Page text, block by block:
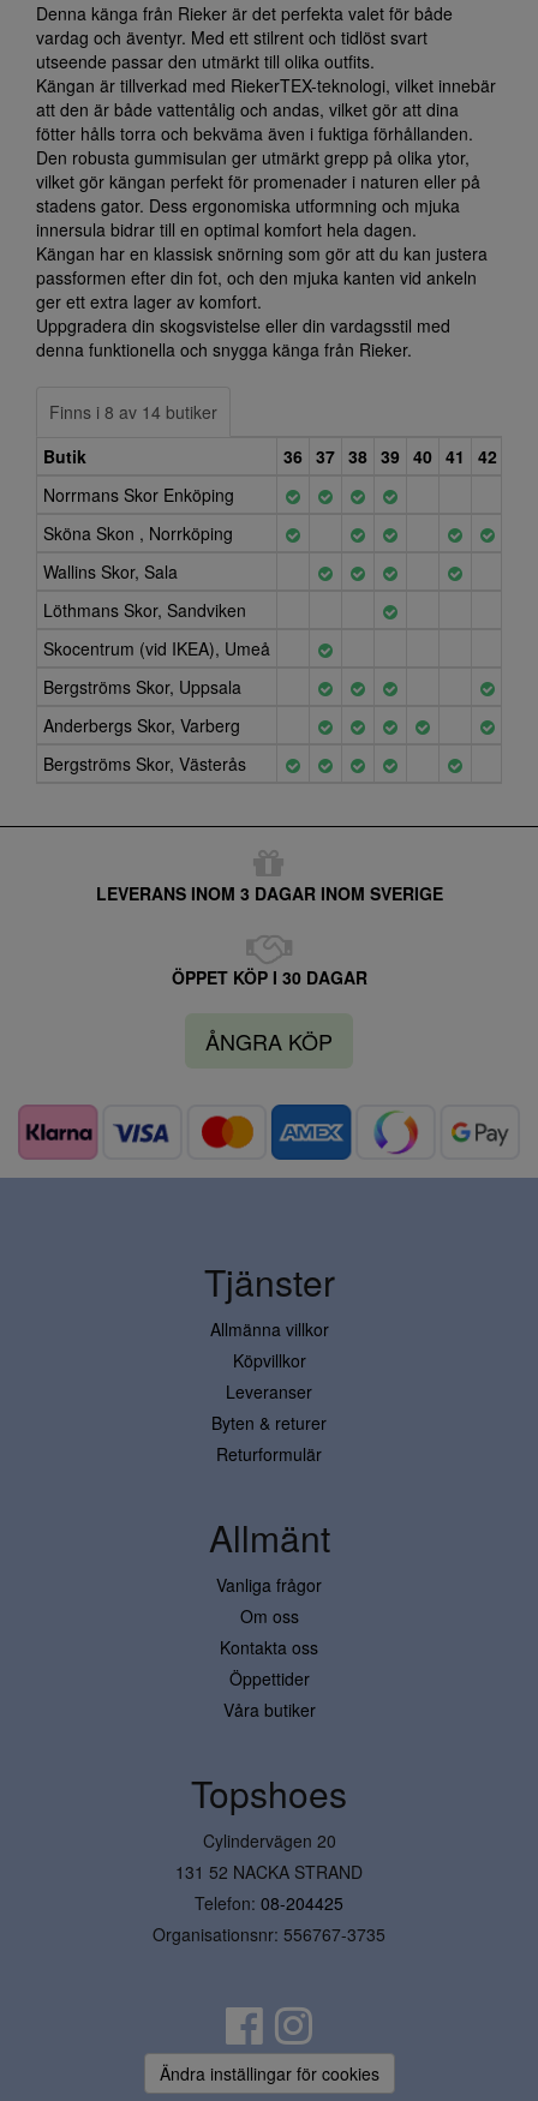
Denna känga från Rieker är det perfekta valet för både
vardag och äventyr. Med ett stilrent och tidlöst svart
utseende passar den utmärkt till olika outfits.
Kängan är tillverkad med RiekerTEX-teknologi, vilket innebär
att den är både vattentålig och andas, vilket gör att dina
fötter hålls torra och bekväma även i fuktiga förhållanden.
Den robusta gummisulan ger utmärkt grepp på olika ytor,
vilket gör kängan perfekt för promenader i naturen eller på
stadens gator. Dess ergonomiska utformning och mjuka
innersula bidrar till en optimal komfort hela dagen.
Kängan har en klassisk snörning som gör att du kan justera
passformen efter din fot, och den mjuka kanten vid ankeln
ger ett extra lager av komfort.
Uppgradera din skogsvistelse eller din vardagsstil med
denna funktionella och snygga känga från Rieker.
Finns i 8 av 14 butiker
Butik
36 37 38 39 40 41
42
Norrmans Skor Enköping
Sköna Skon , Norrköping
Wallins Skor, Sala
Löthmans Skor, Sandviken
Skocentrum (vid IKEA), Umeå
Bergströms Skor, Uppsala
Anderbergs Skor, Varberg
Bergströms Skor, Västerås
LEVERANS INOM 3 DAGAR INOM SVERIGE
ÖPPET KÖP I 30 DAGAR
ÅNGRA KÖP
Tjänster
Allmänna villkor
Köpvillkor
Leveranser
Byten & returer
Returformulär
Allmänt
Vanliga frågor
Om oss
Kontakta oss
Öppettider
Våra butiker
Topshoes
Cylindervägen 20
131 52 NACKA STRAND
Telefon: 08-204425
Organisationsnr: 556767-3735
Ändra inställingar för cookies